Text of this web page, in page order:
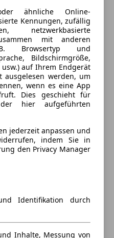
ähnliche Online-
Kennungen, zufällig
netzwerkbasierte
mit anderen
Browsertyp und
Bildschirmgröße,
auf Ihrem Endgerät
werden, um
wenn es eine App
Dies geschieht für
hier aufgeführten
jederzeit anpassen und
indem Sie in
den Privacy Manager
Identifikation durch
Inhalte, Messung von